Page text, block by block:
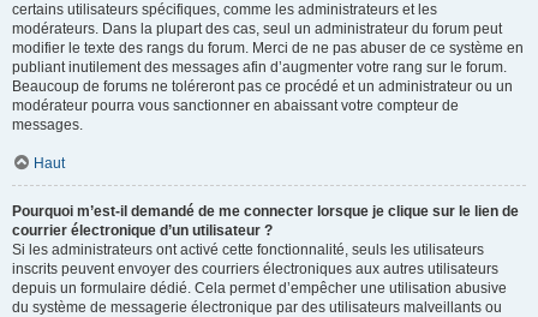
certains utilisateurs spécifiques, comme les administrateurs et les
modérateurs. Dans la plupart des cas, seul un administrateur du forum peut
modifier le texte des rangs du forum. Merci de ne pas abuser de ce système en
publiant inutilement des messages afin d’augmenter votre rang sur le forum.
Beaucoup de forums ne toléreront pas ce procédé et un administrateur ou un
modérateur pourra vous sanctionner en abaissant votre compteur de
messages.
Haut
Pourquoi m’est-il demandé de me connecter lorsque je clique sur le lien de
courrier électronique d’un utilisateur ?
Si les administrateurs ont activé cette fonctionnalité, seuls les utilisateurs
inscrits peuvent envoyer des courriers électroniques aux autres utilisateurs
depuis un formulaire dédié. Cela permet d’empêcher une utilisation abusive
du système de messagerie électronique par des utilisateurs malveillants ou